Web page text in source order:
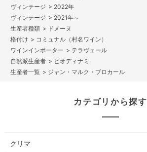
> 2022年
> 2021年～
> ドメーヌ
> コミュナル（村名ワイン）
> テラヴェール
> ビオディナミ
> ジャン・マルク・ブロカール
カテゴリから探す
クリマ